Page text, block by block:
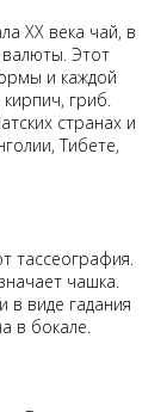
XX века чай, в
валюты. Этот
и каждой
гриб.
странах и
Тибете,
тассеография.
чашка.
в виде гадания
в бокале.